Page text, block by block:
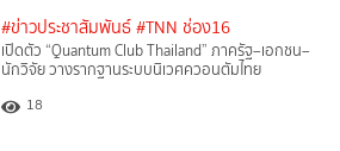
#ข่าวประชาสัมพันธ์ #TNN ช่อง16
เปิดตัว “Quantum Club Thailand” ภาครัฐ–เอกชน–
นักวิจัย วางรากฐานระบบนิเวศควอนตัมไทย
18